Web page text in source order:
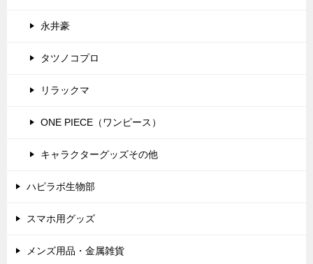
永井豪
タツノコプロ
リラックマ
ONE PIECE（ワンピース）
キャラクターグッズその他
ハピラボ生物部
スマホ用グッズ
メンズ用品・金属雑貨